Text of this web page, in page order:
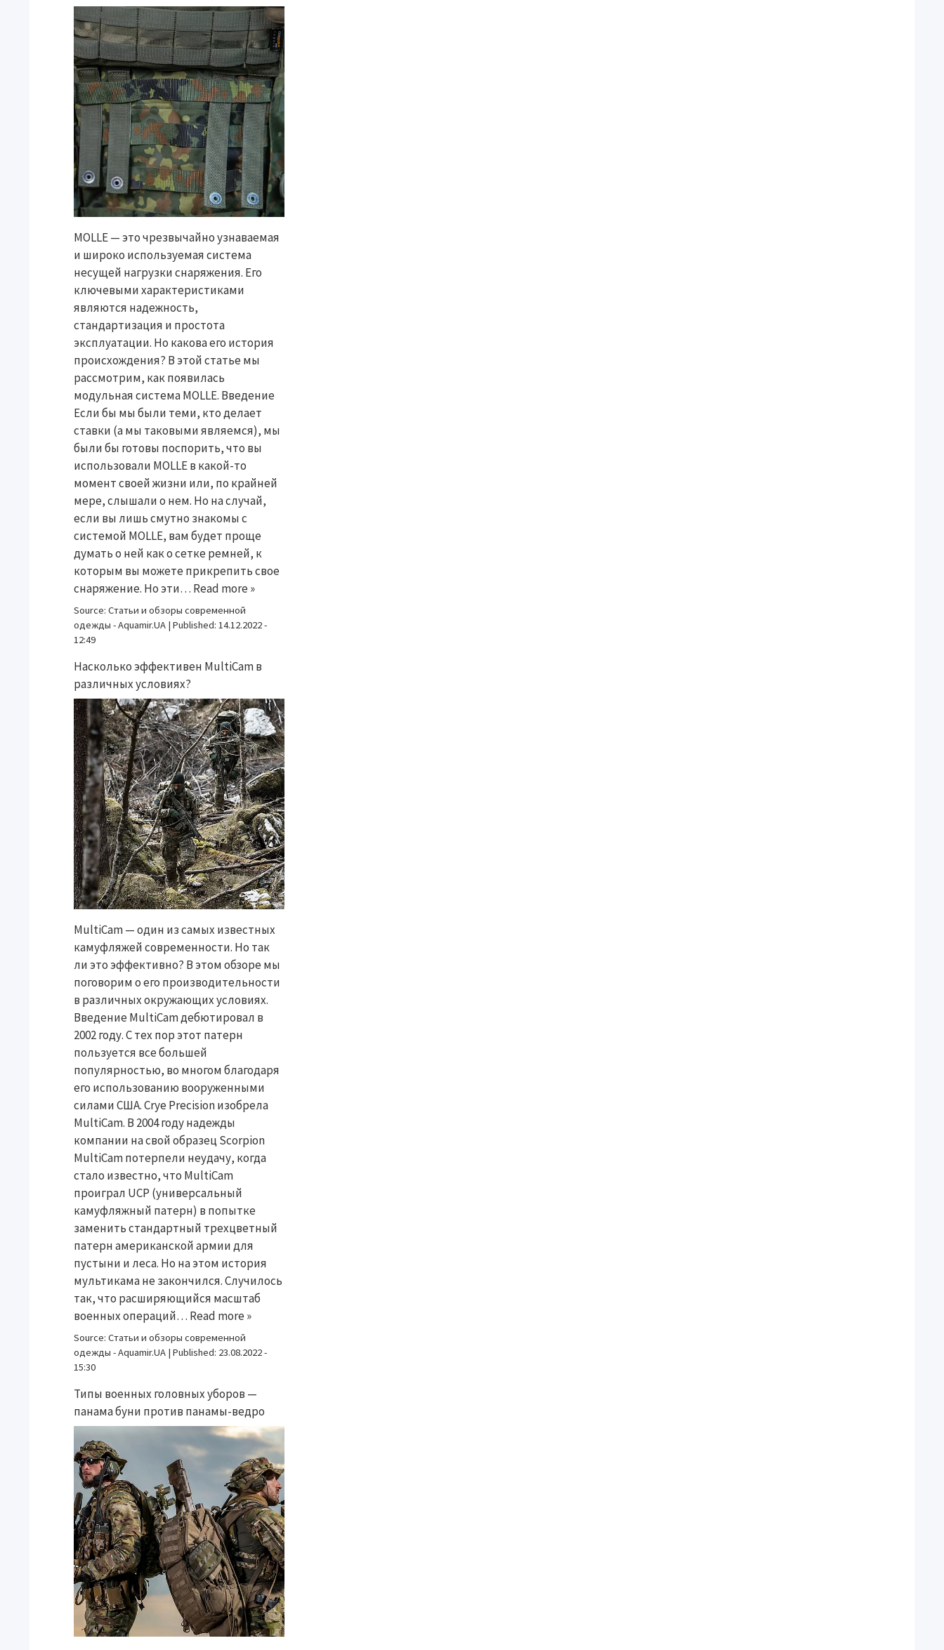
MOLLE — это чрезвычайно узнаваемая
и широко используемая система
несущей нагрузки снаряжения. Его
ключевыми характеристиками
являются надежность,
стандартизация и простота
эксплуатации. Но какова его история
происхождения? В этой статье мы
рассмотрим, как появилась
модульная система MOLLE. Введение
Если бы мы были теми, кто делает
ставки (а мы таковыми являемся), мы
были бы готовы поспорить, что вы
использовали MOLLE в какой-то
момент своей жизни или, по крайней
мере, слышали о нем. Но на случай,
если вы лишь смутно знакомы с
системой MOLLE, вам будет проще
думать о ней как о сетке ремней, к
которым вы можете прикрепить свое
снаряжение. Но эти… Read more »
Source: Статьи и обзоры современной
одежды - Aquamir.UA | Published: 14.12.2022 -
12:49
Насколько эффективен MultiCam в
различных условиях?
MultiCam — один из самых известных
камуфляжей современности. Но так
ли это эффективно? В этом обзоре мы
поговорим о его производительности
в различных окружающих условиях.
Введение MultiCam дебютировал в
2002 году. С тех пор этот патерн
пользуется все большей
популярностью, во многом благодаря
его использованию вооруженными
силами США. Crye Precision изобрела
MultiCam. В 2004 году надежды
компании на свой образец Scorpion
MultiCam потерпели неудачу, когда
стало известно, что MultiCam
проиграл UCP (универсальный
камуфляжный патерн) в попытке
заменить стандартный трехцветный
патерн американской армии для
пустыни и леса. Но на этом история
мультикама не закончился. Случилось
так, что расширяющийся масштаб
военных операций… Read more »
Source: Статьи и обзоры современной
одежды - Aquamir.UA | Published: 23.08.2022 -
15:30
Типы военных головных уборов —
панама буни против панамы-ведро